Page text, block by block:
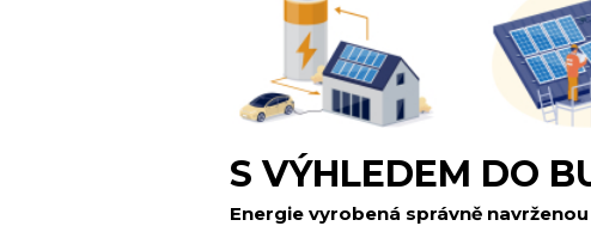
S VÝHLEDEM DO
Energie vyrobená správně